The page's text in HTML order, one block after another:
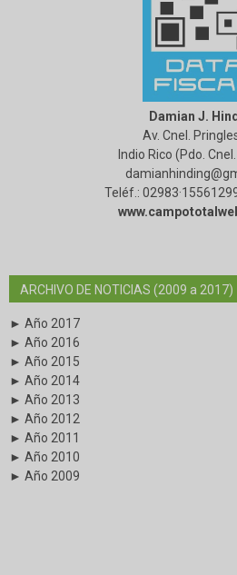
Damian J.
Av. Cnel.
Indio Rico (Pdo.
Teléf.:
ARCHIVO DE NOTICIAS (2009 a 2017)
► Año 2017
► Año 2016
► Año 2015
► Año 2014
► Año 2013
► Año 2012
► Año 2011
► Año 2010
► Año 2009